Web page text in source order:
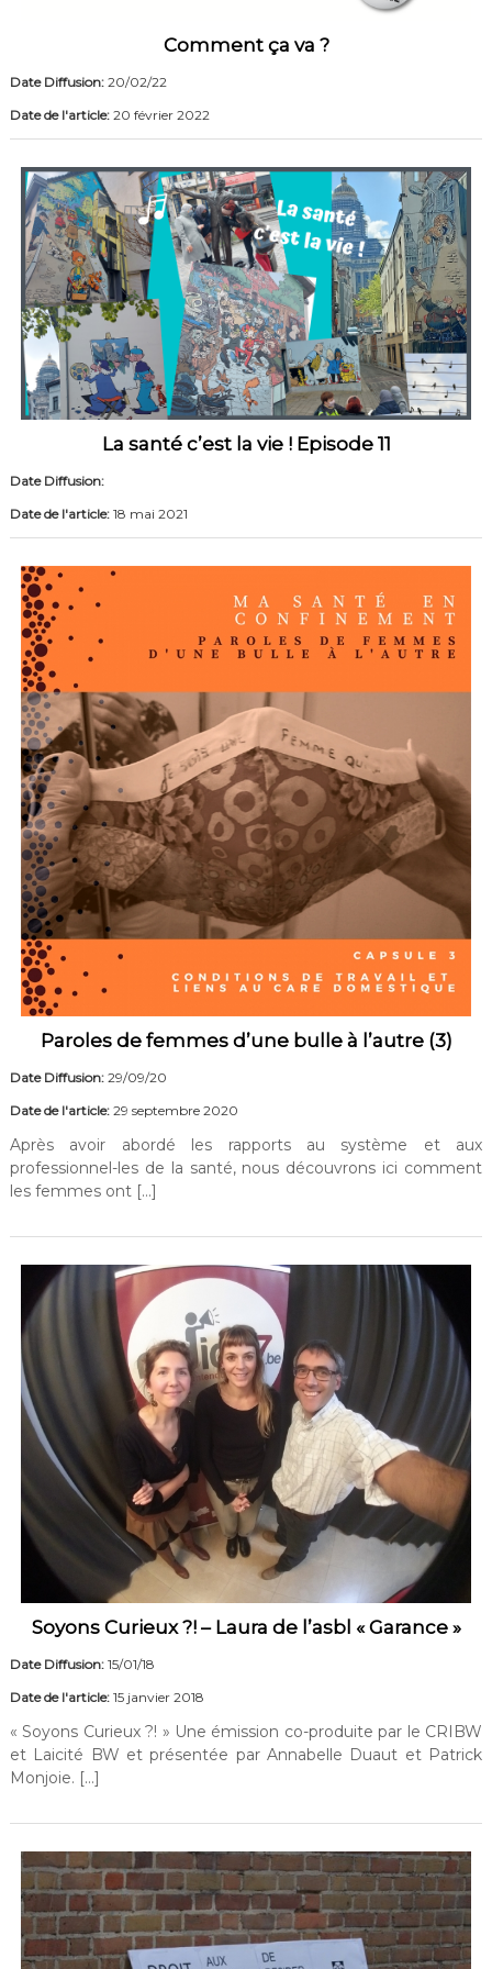
Comment ça va ?
Date Diffusion:20/02/22
Date de l'article:20 février 2022
La santé c’est la vie ! Episode 11
Date Diffusion:
Date de l'article:18 mai 2021
Paroles de femmes d’une bulle à l’autre (3)
Date Diffusion:29/09/20
Date de l'article:29 septembre 2020
Après avoir abordé les rapports au système et aux
professionnel-les de la santé, nous découvrons ici comment
les femmes ont […]
Soyons Curieux ?! – Laura de l’asbl « Garance »
Date Diffusion:15/01/18
Date de l'article:15 janvier 2018
« Soyons Curieux ?! » Une émission co-produite par le CRIBW
et Laicité BW et présentée par Annabelle Duaut et Patrick
Monjoie. […]